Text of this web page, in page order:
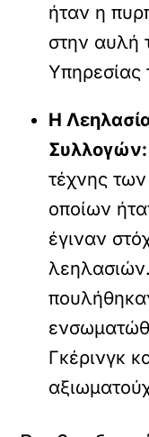
ήταν η
στην αυλή
Υπηρεσίας
Η
Συλλογών:
τέχνης
οποίων
έγιναν
Γκέρινγκ